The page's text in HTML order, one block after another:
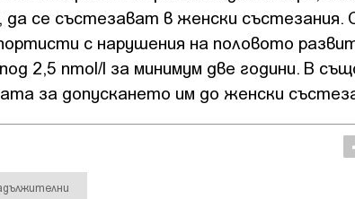
да се състезават в женски
с нарушения на половото
2,5 nmol/l за минимум две години. В
за допускането им до женски